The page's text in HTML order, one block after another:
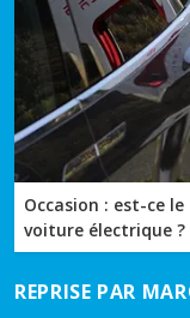
Occasion : est-ce
voiture électrique ?
REPRISE PAR